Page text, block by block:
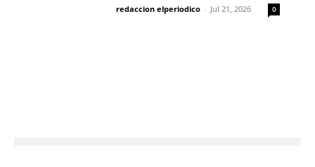
redaccion elperiodico - Jul 21, 2026 0